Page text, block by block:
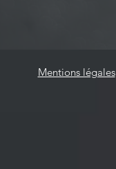
Mentions légales